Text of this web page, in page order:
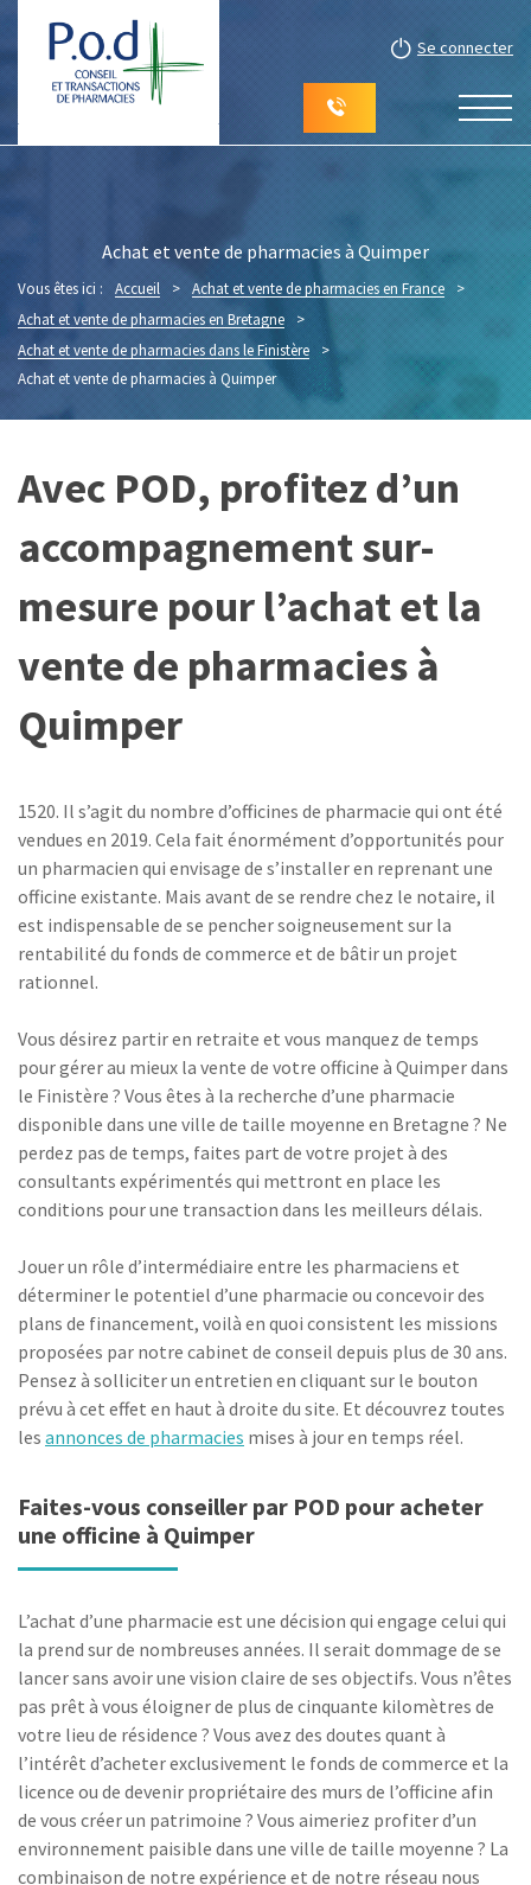
Se connecter
Achat et vente de pharmacies à Quimper
Vous êtes ici : Accueil > Achat et vente de pharmacies en France
>
Achat et vente de pharmacies en Bretagne
>
Achat et vente de pharmacies dans le Finistère
>
Achat et vente de pharmacies à Quimper
Avec POD, profitez d’un
accompagnement sur-
mesure pour l’achat et la
vente de pharmacies à
Quimper
1520. Il s’agit du nombre d’officines de pharmacie qui ont été
vendues en 2019. Cela fait énormément d’opportunités pour
un pharmacien qui envisage de s’installer en reprenant une
officine existante. Mais avant de se rendre chez le notaire, il
est indispensable de se pencher soigneusement sur la
rentabilité du fonds de commerce et de bâtir un projet
rationnel.
Vous désirez partir en retraite et vous manquez de temps
pour gérer au mieux la vente de votre officine à Quimper dans
le Finistère ? Vous êtes à la recherche d’une pharmacie
disponible dans une ville de taille moyenne en Bretagne ? Ne
perdez pas de temps, faites part de votre projet à des
consultants expérimentés qui mettront en place les
conditions pour une transaction dans les meilleurs délais.
Jouer un rôle d’intermédiaire entre les pharmaciens et
déterminer le potentiel d’une pharmacie ou concevoir des
plans de financement, voilà en quoi consistent les missions
proposées par notre cabinet de conseil depuis plus de 30 ans.
Pensez à solliciter un entretien en cliquant sur le bouton
prévu à cet effet en haut à droite du site. Et découvrez toutes
les annonces de pharmacies mises à jour en temps réel.
Faites-vous conseiller par POD pour acheter
une officine à Quimper
L’achat d’une pharmacie est une décision qui engage celui qui
la prend sur de nombreuses années. Il serait dommage de se
lancer sans avoir une vision claire de ses objectifs. Vous n’êtes
pas prêt à vous éloigner de plus de cinquante kilomètres de
votre lieu de résidence ? Vous avez des doutes quant à
l’intérêt d’acheter exclusivement le fonds de commerce et la
licence ou de devenir propriétaire des murs de l’officine afin
de vous créer un patrimoine ? Vous aimeriez profiter d’un
environnement paisible dans une ville de taille moyenne ? La
combinaison de notre expérience et de notre réseau nous